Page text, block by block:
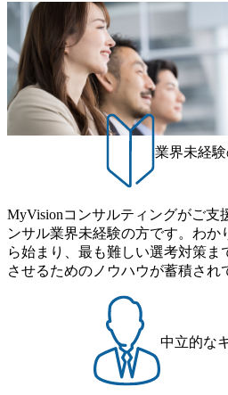
在、全
庁や
テムの
移行、
きな
ま
なか
地区の
ステム
ソリュ
本公共
) 配属
広島地
県と
への開発作
テークホル
リスク管理 働く環境 (1)配属
組織/チーム
数規模は、
トナー会社
す。 年齢
ロジェクト
心で、若手
広いメンバ
働き方 在
可能です。
ミュニケー
るため、プ
定めていま
の打ち合わ
後必要に応
合がござい
業界未経
MyVisionコンサルティングがご支
ンサル業界未経験の方です。わか
ら始まり、最も難しい選考対策ま
させるためのノウハウが蓄積され
中立的な